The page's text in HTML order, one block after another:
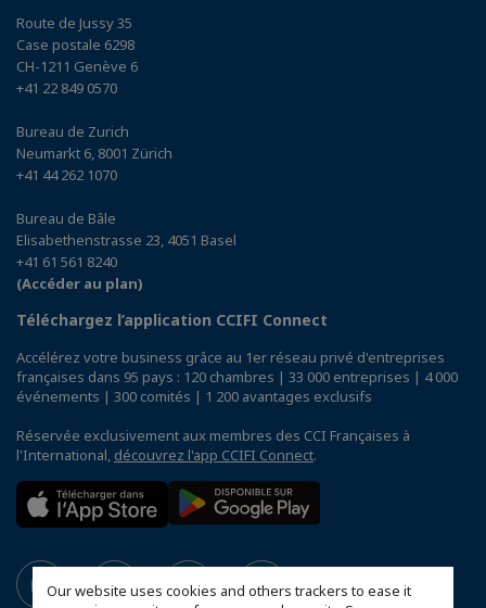
Our website uses cookies and others trackers to ease it
Route de Jussy 35
Case postale 6298
CH-1211 Genève 6
+41 22 849 0570
Bureau de Zurich
Neumarkt 6, 8001 Zürich
+41 44 262 1070
Bureau de Bâle
Elisabethenstrasse 23, 4051 Basel
+41 61 561 8240
(Accéder au plan)
Téléchargez l’application CCIFI Connect
Accélérez votre business grâce au 1er réseau privé d'entreprises
françaises dans 95 pays : 120 chambres | 33 000 entreprises | 4 000
événements | 300 comités | 1 200 avantages exclusifs
Réservée exclusivement aux membres des CCI Françaises à
l'International, découvrez l'app CCIFI Connect.